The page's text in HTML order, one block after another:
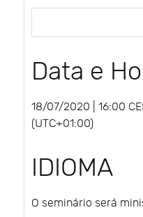
Data e
18/07/2020 | 16:00
(UTC+01:00)
IDIOMA
O seminário será